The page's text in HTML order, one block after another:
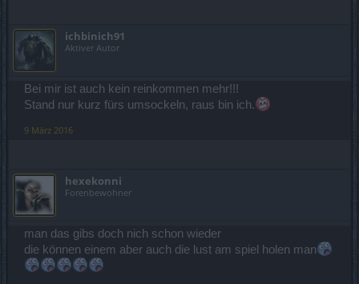
ichbinich91
Aktiver Autor
Bei mir ist auch kein reinkommen mehr!!!
Stand nur kurz fürs umsockeln, raus bin ich.
9 März 2016
hexekonni
Forenbewohner
man das gibs doch nich schon wieder
die können einem aber auch die lust am spiel holen man